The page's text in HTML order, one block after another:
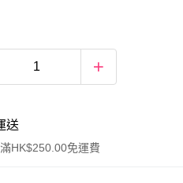
送
HK$250.00免運費